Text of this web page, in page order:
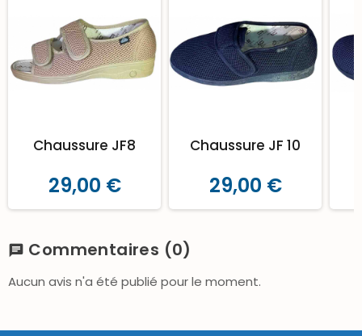
Chaussure JF8
29,00 €
Chaussure JF 10
29,00 €
chat Commentaires (0)
Aucun avis n'a été publié pour le moment.